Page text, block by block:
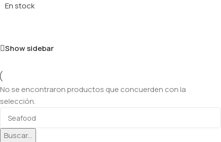
En stock
Show sidebar
No se encontraron productos que concuerden con la
selección.
Buscar...